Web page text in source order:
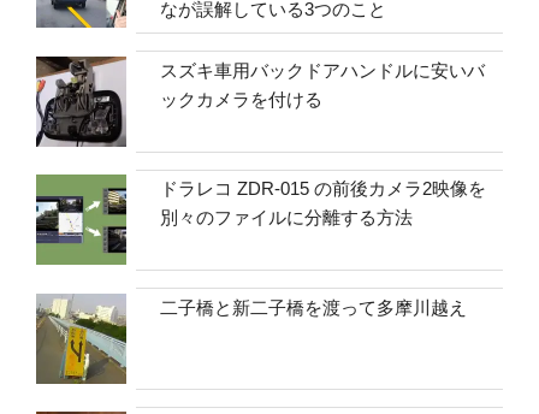
なが誤解している3つのこと
スズキ車用バックドアハンドルに安いバ
ックカメラを付ける
ドラレコ ZDR-015 の前後カメラ2映像を
別々のファイルに分離する方法
二子橋と新二子橋を渡って多摩川越え